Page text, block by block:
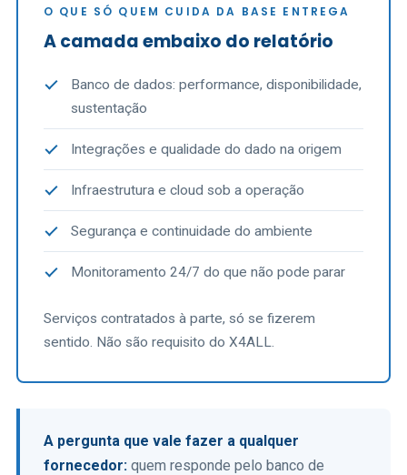
O QUE SÓ QUEM CUIDA DA BASE ENTREGA
A camada embaixo do relatório
Banco de dados: performance, disponibilidade,
sustentação
Integrações e qualidade do dado na origem
Infraestrutura e cloud sob a operação
Segurança e continuidade do ambiente
Monitoramento 24/7 do que não pode parar
Serviços contratados à parte, só se fizerem
sentido. Não são requisito do X4ALL.
A pergunta que vale fazer a qualquer
fornecedor: quem responde pelo banco de